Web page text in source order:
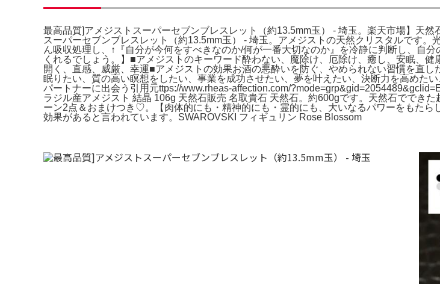
最高品質]アメジストスーパーセブンブレスレット（約13.5mm玉） - 埼玉。楽天市場】天
スーパーセブンブレスレット（約13.5mm玉） - 埼玉。アメジストの天然クリスタルです
ん吸収処理し、↑『自分が今何をすべきなのか/何が一番大切なのか』を冷静に判断し、自
くれるでしょう。】■アメジストのキーワード酔わない、魔除け、厄除け、癒し、安眠、
開く、直感、威厳、幸運■アメジストの効果お酒の悪酔いを防ぐ、やめられない習慣を直
眠りたい、質の高い瞑想をしたい、事業を成功させたい、夢を叶えたい、決断力を高めた
パートナーに出会う引用元ttps://www.rheas-affection.com/
ラジル産アメジスト 結晶 106g 天然石販売 名取貴石 天然石。約600gです。天然石ででき
ーン2点＆おまけつき♡。【肉体的にも・精神的にも・霊的にも、大いなるパワーをもた
効果があると言われています。SWAROVSKI フィギュリン Rose Blossom